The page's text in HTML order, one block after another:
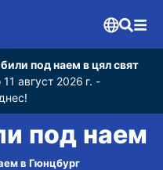
под наем в цял свят
август 2026 г. -
под наем
в Гюнцбург